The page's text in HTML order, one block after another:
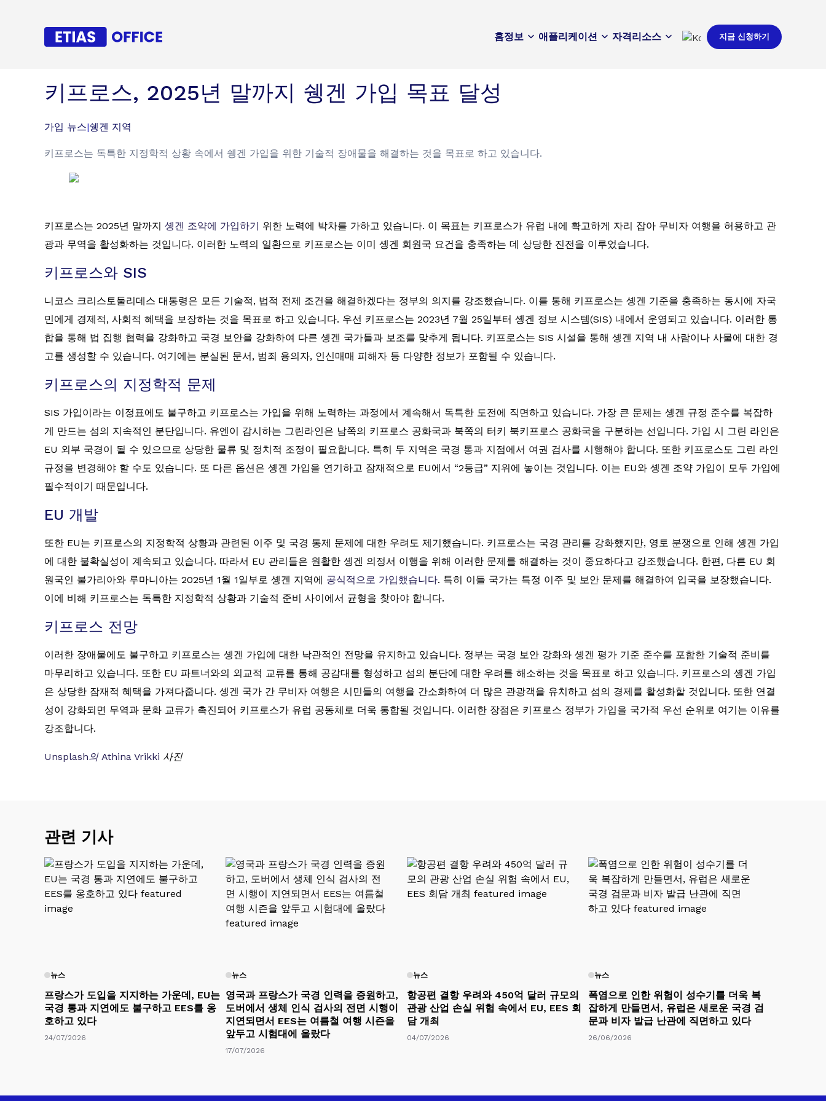
홈정보 애플리케이션 자격리소스 지금 신청하기
키프로스, 2025년 말까지 쉥겐 가입 목표 달성
가입 뉴스|쉥겐 지역
키프로스는 독특한 지정학적 상황 속에서 쉥겐 가입을 위한 기술적 장애물을 해결하는 것을 목표로 하고 있습니다.
키프로스는 2025년 말까지 솅겐 조약에 가입하기
위한 노력에 박차를 가하고 있습니다. 이 목표는 키프로스가 유럽 내에 확고하게 자리 잡아 무비자 여행을 허용하고 관
광과 무역을 활성화하는 것입니다. 이러한 노력의 일환으로 키프로스는 이미 솅겐 회원국 요건을 충족하는 데 상당한 진전을 이루었습니다.
키프로스와 SIS
니코스 크리스토둘리데스 대통령은 모든 기술적, 법적 전제 조건을 해결하겠다는 정부의 의지를 강조했습니다. 이를 통해 키프로스는 솅겐 기준을 충족하는 동시에 자국
민에게 경제적, 사회적 혜택을 보장하는 것을 목표로 하고 있습니다. 우선 키프로스는 2023년 7월 25일부터 솅겐 정보 시스템(SIS) 내에서 운영되고 있습니다. 이러한 통
합을 통해 법 집행 협력을 강화하고 국경 보안을 강화하여 다른 솅겐 국가들과 보조를 맞추게 됩니다. 키프로스는 SIS 시설을 통해 솅겐 지역 내 사람이나 사물에 대한 경
고를 생성할 수 있습니다. 여기에는 분실된 문서, 범죄 용의자, 인신매매 피해자 등 다양한 정보가 포함될 수 있습니다.
키프로스의 지정학적 문제
SIS 가입이라는 이정표에도 불구하고 키프로스는 가입을 위해 노력하는 과정에서 계속해서 독특한 도전에 직면하고 있습니다. 가장 큰 문제는 솅겐 규정 준수를 복잡하
게 만드는 섬의 지속적인 분단입니다. 유엔이 감시하는 그린라인은 남쪽의 키프로스 공화국과 북쪽의 터키 북키프로스 공화국을 구분하는 선입니다. 가입 시 그린 라인은
EU 외부 국경이 될 수 있으므로 상당한 물류 및 정치적 조정이 필요합니다. 특히 두 지역은 국경 통과 지점에서 여권 검사를 시행해야 합니다. 또한 키프로스도 그린 라인
규정을 변경해야 할 수도 있습니다. 또 다른 옵션은 솅겐 가입을 연기하고 잠재적으로 EU에서 “2등급” 지위에 놓이는 것입니다. 이는 EU와 솅겐 조약 가입이 모두 가입에
필수적이기 때문입니다.
EU 개발
또한 EU는 키프로스의 지정학적 상황과 관련된 이주 및 국경 통제 문제에 대한 우려도 제기했습니다. 키프로스는 국경 관리를 강화했지만, 영토 분쟁으로 인해 솅겐 가입
에 대한 불확실성이 계속되고 있습니다. 따라서 EU 관리들은 원활한 솅겐 의정서 이행을 위해 이러한 문제를 해결하는 것이 중요하다고 강조했습니다. 한편, 다른 EU 회
원국인 불가리아와 루마니아는 2025년 1월 1일부로 솅겐 지역에 공식적으로 가입했습니다. 특히 이들 국가는 특정 이주 및 보안 문제를 해결하여 입국을 보장했습니다.
이에 비해 키프로스는 독특한 지정학적 상황과 기술적 준비 사이에서 균형을 찾아야 합니다.
키프로스 전망
이러한 장애물에도 불구하고 키프로스는 솅겐 가입에 대한 낙관적인 전망을 유지하고 있습니다. 정부는 국경 보안 강화와 솅겐 평가 기준 준수를 포함한 기술적 준비를
마무리하고 있습니다. 또한 EU 파트너와의 외교적 교류를 통해 공감대를 형성하고 섬의 분단에 대한 우려를 해소하는 것을 목표로 하고 있습니다. 키프로스의 솅겐 가입
은 상당한 잠재적 혜택을 가져다줍니다. 솅겐 국가 간 무비자 여행은 시민들의 여행을 간소화하여 더 많은 관광객을 유치하고 섬의 경제를 활성화할 것입니다. 또한 연결
성이 강화되면 무역과 문화 교류가 촉진되어 키프로스가 유럽 공동체로 더욱 통합될 것입니다. 이러한 장점은 키프로스 정부가 가입을 국가적 우선 순위로 여기는 이유를
강조합니다.
Unsplash의 Athina Vrikki 사진
관련 기사
뉴스
프랑스가 도입을 지지하는 가운데, EU는
국경 통과 지연에도 불구하고 EES를 옹
호하고 있다
24/07/2026
뉴스
영국과 프랑스가 국경 인력을 증원하고,
도버에서 생체 인식 검사의 전면 시행이
지연되면서 EES는 여름철 여행 시즌을
앞두고 시험대에 올랐다
17/07/2026
뉴스
항공편 결항 우려와 450억 달러 규모의
관광 산업 손실 위험 속에서 EU, EES 회
담 개최
04/07/2026
뉴스
폭염으로 인한 위험이 성수기를 더욱 복
잡하게 만들면서, 유럽은 새로운 국경 검
문과 비자 발급 난관에 직면하고 있다
26/06/2026